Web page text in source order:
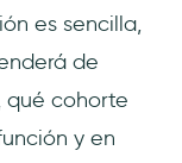
es sencilla,
de
qué cohorte
y en